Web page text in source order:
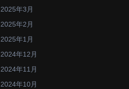
2025年3月
2025年2月
2025年1月
2024年12月
2024年11月
2024年10月